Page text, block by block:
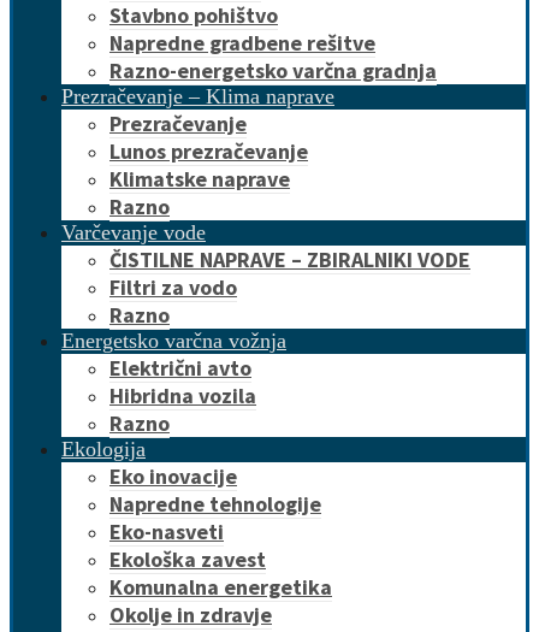
Stavbno pohištvo
Napredne gradbene rešitve
Razno-energetsko varčna gradnja
Prezračevanje – Klima naprave
Prezračevanje
Lunos prezračevanje
Klimatske naprave
Razno
Varčevanje vode
ČISTILNE NAPRAVE – ZBIRALNIKI VODE
Filtri za vodo
Razno
Energetsko varčna vožnja
Električni avto
Hibridna vozila
Razno
Ekologija
Eko inovacije
Napredne tehnologije
Eko-nasveti
Ekološka zavest
Komunalna energetika
Okolje in zdravje